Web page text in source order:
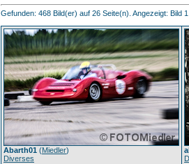
Gefunden: 468 Bild(er) auf 26 Seite(n). Angezeigt: Bild
Abarth01 (Miedler)
Diverses